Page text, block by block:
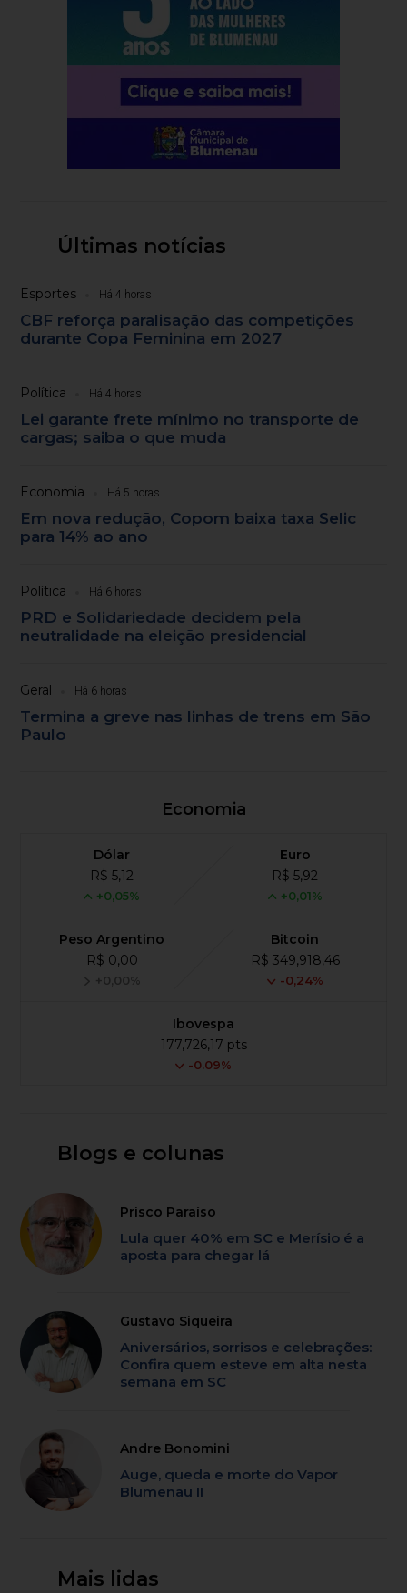
Últimas notícias
Esportes Há 4 horas
CBF reforça paralisação das competições
durante Copa Feminina em 2027
Política Há 4 horas
Lei garante frete mínimo no transporte de
cargas; saiba o que muda
Economia Há 5 horas
Em nova redução, Copom baixa taxa Selic
para 14% ao ano
Política Há 6 horas
PRD e Solidariedade decidem pela
neutralidade na eleição presidencial
Geral Há 6 horas
Termina a greve nas linhas de trens em São
Paulo
Economia
Dólar
R$ 5,12
+0,05%
Euro
R$ 5,92
+0,01%
Peso Argentino
R$ 0,00
+0,00%
Bitcoin
R$ 349,918,46
-0,24%
Ibovespa
177,726,17 pts
-0.09%
Blogs e colunas
Prisco Paraíso
Lula quer 40% em SC e Merísio é a
aposta para chegar lá
Gustavo Siqueira
Aniversários, sorrisos e celebrações:
Confira quem esteve em alta nesta
semana em SC
Andre Bonomini
Auge, queda e morte do Vapor
Blumenau II
Mais lidas